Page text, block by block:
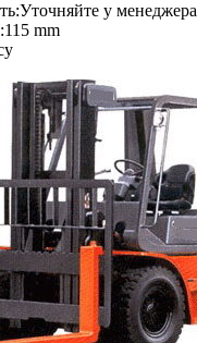
Уточняйте у менеджера
115 mm